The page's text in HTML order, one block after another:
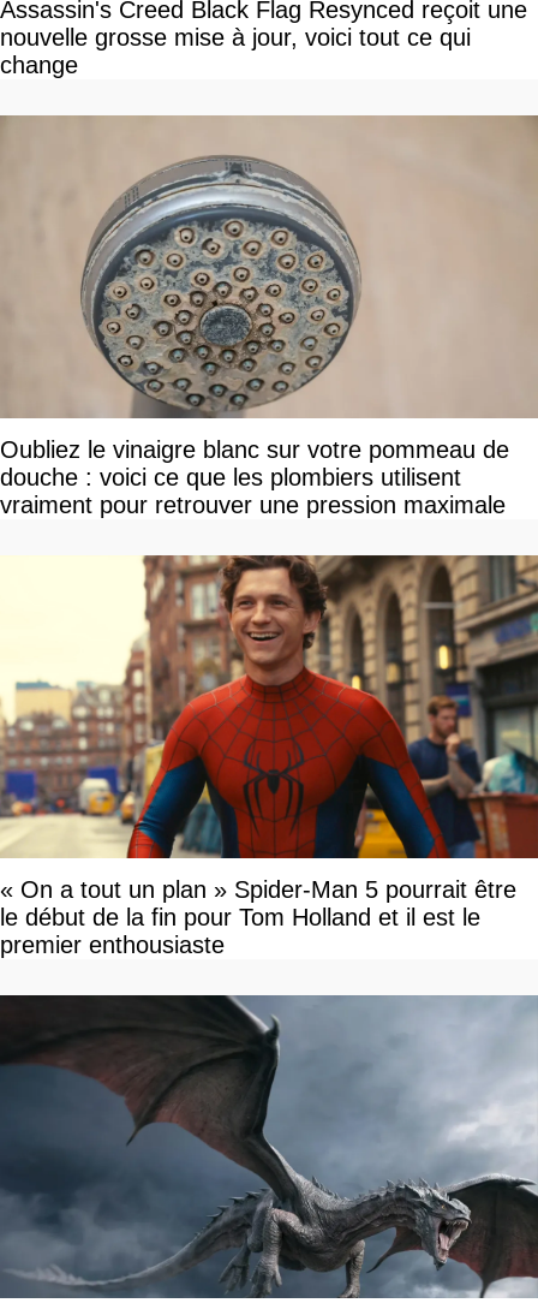
Assassin's Creed Black Flag Resynced reçoit une
nouvelle grosse mise à jour, voici tout ce qui
change
Oubliez le vinaigre blanc sur votre pommeau de
douche : voici ce que les plombiers utilisent
vraiment pour retrouver une pression maximale
« On a tout un plan » Spider-Man 5 pourrait être
le début de la fin pour Tom Holland et il est le
premier enthousiaste